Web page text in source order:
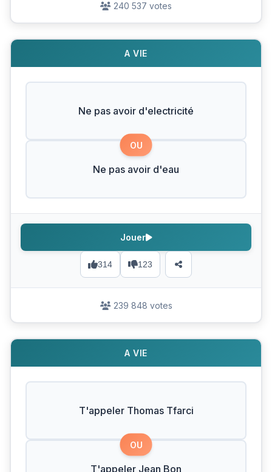
240 537 votes
A VIE
Ne pas avoir d'electricité
OU
Ne pas avoir d'eau
314 123
Jouer
239 848 votes
A VIE
T'appeler Thomas Tfarci
OU
T'appeler Jean Bon